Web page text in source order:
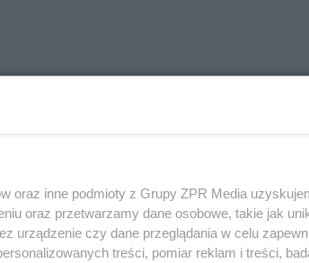
oraz inne podmioty z Grupy ZPR Media
oraz przetwarzamy dane osobowe, takie jak
urządzenie czy dane przeglądania w celu
treści, pomiar reklam i treści,